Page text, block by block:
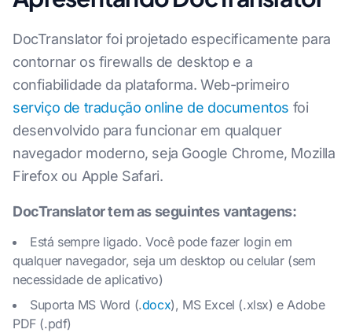
DocTranslator foi projetado especificamente para
contornar os firewalls de desktop e a
confiabilidade da plataforma. Web-primeiro
serviço de tradução online de documentos foi
desenvolvido para funcionar em qualquer
navegador moderno, seja Google Chrome, Mozilla
Firefox ou Apple Safari.
DocTranslator tem as seguintes vantagens:
Está sempre ligado. Você pode fazer login em
qualquer navegador, seja um desktop ou celular (sem
necessidade de aplicativo)
Suporta MS Word (.docx), MS Excel (.xlsx) e Adobe
PDF (.pdf)